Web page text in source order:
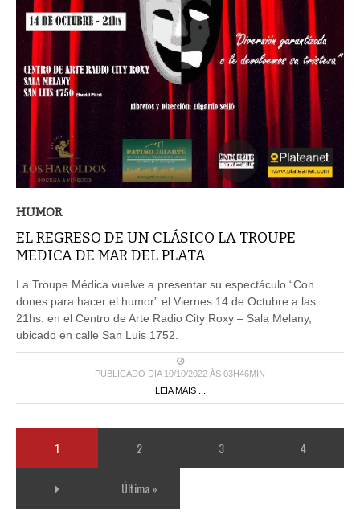
HUMOR
EL REGRESO DE UN CLÁSICO LA TROUPE
MEDICA DE MAR DEL PLATA
La Troupe Médica vuelve a presentar su espectáculo “Con
dones para hacer el humor” el Viernes 14 de Octubre a las
21hs. en el Centro de Arte Radio City Roxy – Sala Melany,
ubicado en calle San Luis 1752.
PUBLICADO DIA 10/10/2022 ÀS 03H46MIN
LEIA MAIS ...
1 2 3 4
Última »